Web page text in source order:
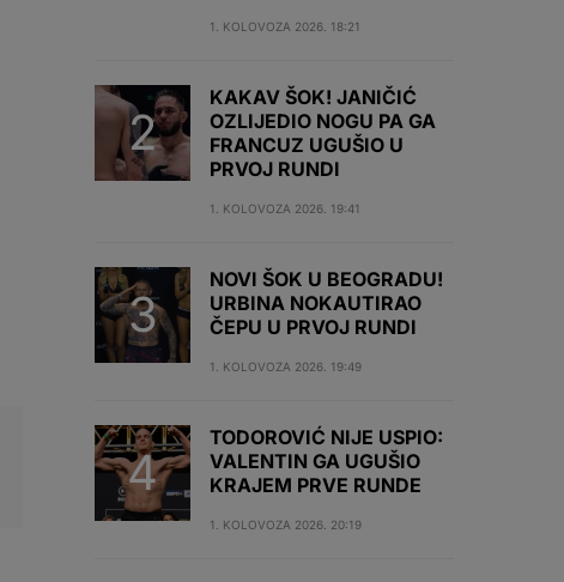
1. KOLOVOZA 2026. 18:21
KAKAV ŠOK! JANIČIĆ
OZLIJEDIO NOGU PA GA
FRANCUZ UGUŠIO U
PRVOJ RUNDI
1. KOLOVOZA 2026. 19:41
NOVI ŠOK U BEOGRADU!
URBINA NOKAUTIRAO
ČEPU U PRVOJ RUNDI
1. KOLOVOZA 2026. 19:49
TODOROVIĆ NIJE USPIO:
VALENTIN GA UGUŠIO
KRAJEM PRVE RUNDE
1. KOLOVOZA 2026. 20:19